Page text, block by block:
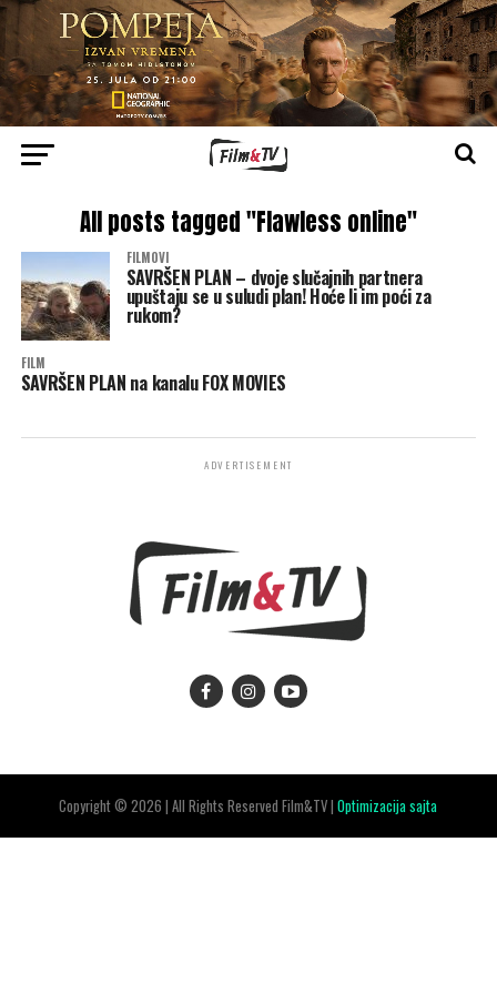
All posts tagged "Flawless online"
FILMOVI
SAVRŠEN PLAN – dvoje slučajnih partnera
upuštaju se u suludi plan! Hoće li im poći za
rukom?
FILM
SAVRŠEN PLAN na kanalu FOX MOVIES
ADVERTISEMENT
Copyright © 2026 | All Rights Reserved Film&TV |Optimizacija sajta